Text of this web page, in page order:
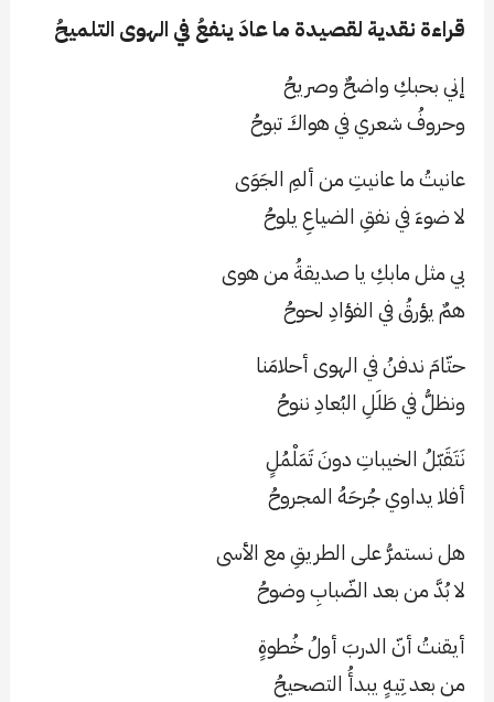
قراءة نقدية لقصيدة ما عادَ ينفعُ في الهوى التلميحُ
إني بحبكِ واضحٌ وصريحُ
وحروفُ شعري في هواكَ تبوحُ
عانيتُ ما عانيتِ من ألمِ الجَوَى
لا ضوءَ في نفقِ الضياعِ يلوحُ
بي مثل مابكِ يا صديقةُ من هوى
همٌ يؤرقُ في الفؤادِ لحوحُ
حتّامَ ندفنُ في الهوى أحلامَنا
ونظلُّ في طَلَلِ البُعادِ ننوحُ
نَتَقَبّلُ الخيباتِ دونَ تَمَلْمُلٍ
أفلا يداوي جُرحَهُ المجروحُ
هل نستمرُّ على الطريقِ مع الأسى
لا بُدَّ من بعد الضّبابِ وضوحُ
أيقنتُ أنّ الدربَ أولُ خُطوةٍ
من بعد تِيهٍ يبدأُ التصحيحُ